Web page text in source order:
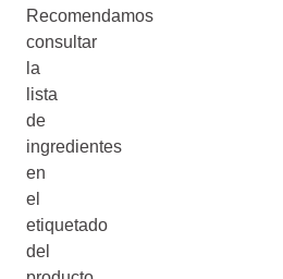
Recomendamos
consultar
la
lista
de
ingredientes
en
el
etiquetado
del